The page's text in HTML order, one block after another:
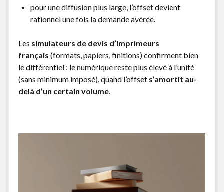
pour une diffusion plus large, l’offset devient
rationnel une fois la demande avérée.
Les simulateurs de devis d’imprimeurs
français (formats, papiers, finitions) confirment bien
le différentiel : le numérique reste plus élevé à l’unité
(sans minimum imposé), quand l’offset s’amortit au-
delà d’un certain volume.